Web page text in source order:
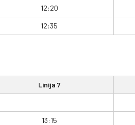
12:20
12:35
Linija 7
13:15